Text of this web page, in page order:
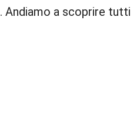
. Andiamo a scoprire tutti